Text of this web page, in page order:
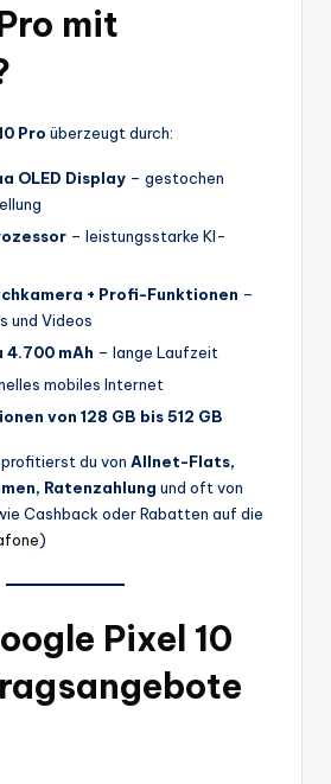
mit
Pro überzeugt durch:
OLED Display – gestochen
– leistungsstarke KI-
+ Profi-Funktionen –
und Videos
4.700 mAh – lange Laufzeit
mobiles Internet
von 128 GB bis 512 GB
profitierst du von Allnet-Flats,
Ratenzahlung und oft von
Cashback oder Rabatten auf die
)
Pixel 10